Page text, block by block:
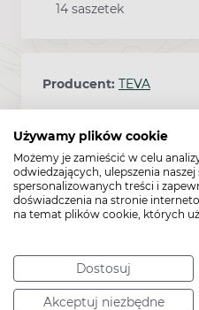
Używamy plików cookie
Możemy je zamieścić w celu
odwiedzających, ulepszenia
spersonalizowanych treści i
doświadczenia na stronie
na temat plików cookie, których
Dostosuj
Akceptuj niezbędne
14 saszetek
Producent: TEVA
Sposób